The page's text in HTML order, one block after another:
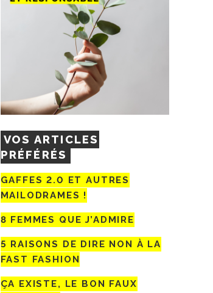
VOS ARTICLES
PRÉFÉRÉS
GAFFES 2.0 ET AUTRES
MAILODRAMES !
8 FEMMES QUE J’ADMIRE
5 RAISONS DE DIRE NON À LA
FAST FASHION
ÇA EXISTE, LE BON FAUX